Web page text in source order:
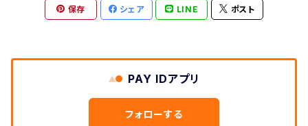
Zeke Deux
保存 シェア LINE ポスト
PAY IDアプリ
フォローする